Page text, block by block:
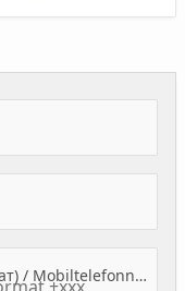
Міжнародний формат (Міжн. формат) / Mobiltelefonnummer